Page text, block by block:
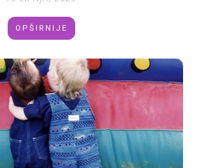
OPŠIRNIJE